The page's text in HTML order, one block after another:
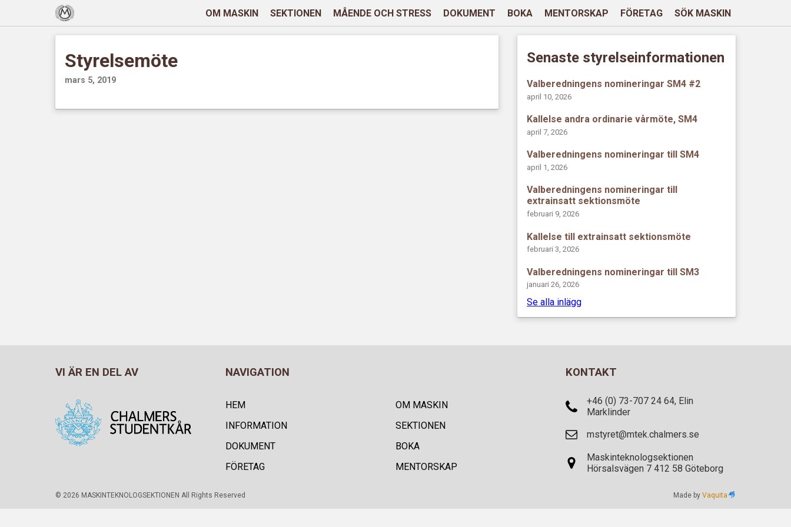
OM MASKIN SEKTIONEN MÅENDE OCH STRESS DOKUMENT BOKA MENTORSKAP FÖRETAG SÖK MASKIN
Styrelsemöte
mars 5, 2019
Senaste styrelseinformationen
Valberedningens nomineringar SM4 #2
april 10, 2026
Kallelse andra ordinarie vårmöte, SM4
april 7, 2026
Valberedningens nomineringar till SM4
april 1, 2026
Valberedningens nomineringar till
extrainsatt sektionsmöte
februari 9, 2026
Kallelse till extrainsatt sektionsmöte
februari 3, 2026
Valberedningens nomineringar till SM3
januari 26, 2026
Se alla inlägg
VI ÄR EN DEL AV NAVIGATION
HEM
OM MASKIN
INFORMATION
SEKTIONEN
DOKUMENT
BOKA
FÖRETAG
MENTORSKAP
KONTAKT
+46 (0) 73-707 24 64, Elin
Marklinder
mstyret@mtek.chalmers.se
Maskinteknologsektionen
Hörsalsvägen 7 412 58 Göteborg
© 2026 MASKINTEKNOLOGSEKTIONEN All Rights Reserved Made byVaquita